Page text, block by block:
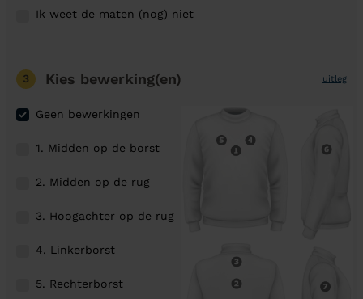
Ik weet de maten (nog) niet
3 Kies bewerking(en) uitleg
Geen bewerkingen
1. Midden op de borst
2. Midden op de rug
3. Hoogachter op de rug
4. Linkerborst
5. Rechterborst